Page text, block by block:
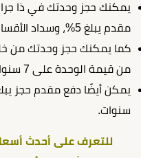
يمكنك حجز وحدتك في ذا
مقدم يبلغ 5%، وسداد الأقساط على 6 سنوات.
من قيمة الوحدة على 7 سنوات.
سنوات.
للتعرف على أحدث